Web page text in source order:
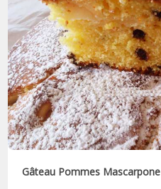
Gâteau Pommes Mascarpone